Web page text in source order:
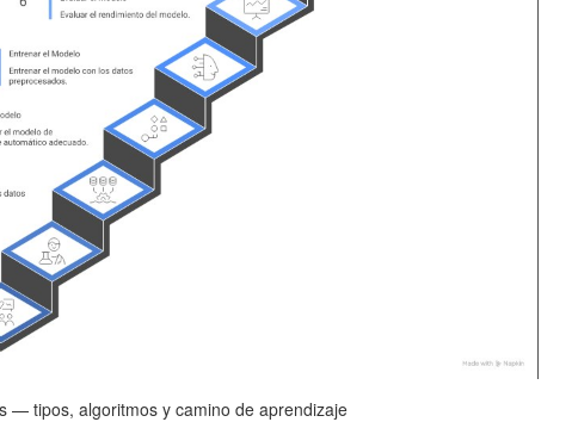
— tipos, algoritmos y camino de aprendizaje